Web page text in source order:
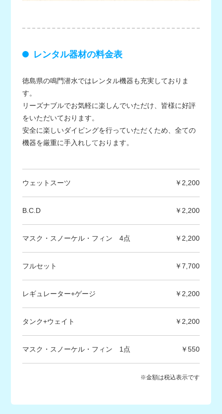
レンタル器材の料金表
徳島県の鳴門潜水ではレンタル機器も充実しておりま
す。
リーズナブルでお気軽に楽しんでいただけ、皆様に好評
をいただいております。
安全に楽しいダイビングを行っていただくため、全ての
機器を厳重に手入れしております。
ウェットスーツ 2,200
B.C.D 2,200
マスク・スノーケル・フィン 4点 2,200
フルセット 7,700
レギュレーター+ゲージ 2,200
タンク+ウェイト 2,200
マスク・スノーケル・フィン 1点 550
※金額は税込表示です